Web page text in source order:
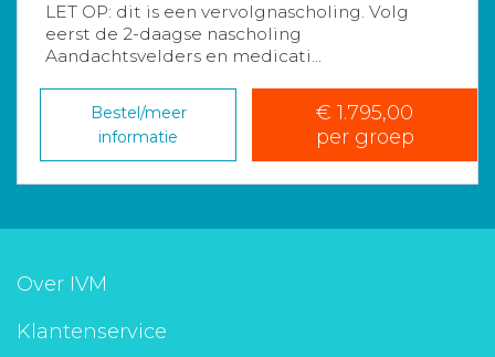
LET OP: dit is een vervolgnascholing. Volg
eerst de 2-daagse nascholing
Aandachtsvelders en medicati...
Bestel/meer
informatie
€ 1.795,00
per groep
Over IVM
Klantenservice